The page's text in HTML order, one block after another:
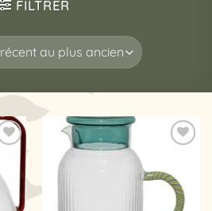
FILTRER
liste
d’envies